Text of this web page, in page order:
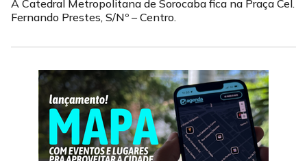
A Catedral Metropolitana de Sorocaba fica na Praça Cel.
Fernando Prestes, S/Nº – Centro.